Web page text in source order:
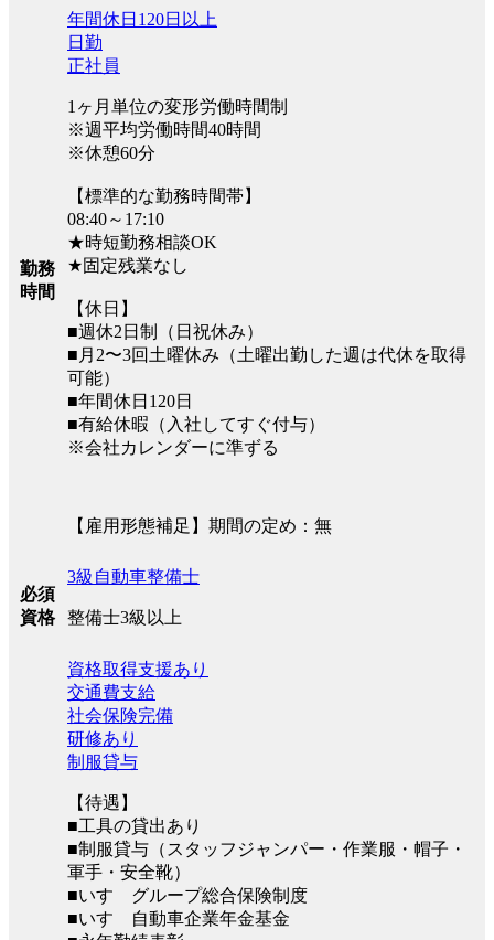
勤務
時間
年間休日120日以上
日勤
正社員
1ヶ月単位の変形労働時間制
※週平均労働時間40時間
※休憩60分
【標準的な勤務時間帯】
08:40～17:10
★時短勤務相談OK
★固定残業なし
【休日】
■週休2日制（日祝休み）
■月2〜3回土曜休み（土曜出勤した週は代休を取得
可能）
■年間休日120日
■有給休暇（入社してすぐ付与）
※会社カレンダーに準ずる
【雇用形態補足】期間の定め：無
必須
資格
3級自動車整備士
整備士3級以上
資格取得支援あり
交通費支給
社会保険完備
研修あり
制服貸与
【待遇】
■工具の貸出あり
■制服貸与（スタッフジャンパー・作業服・帽子・
軍手・安全靴）
■いすゞグループ総合保険制度
■いすゞ自動車企業年金基金